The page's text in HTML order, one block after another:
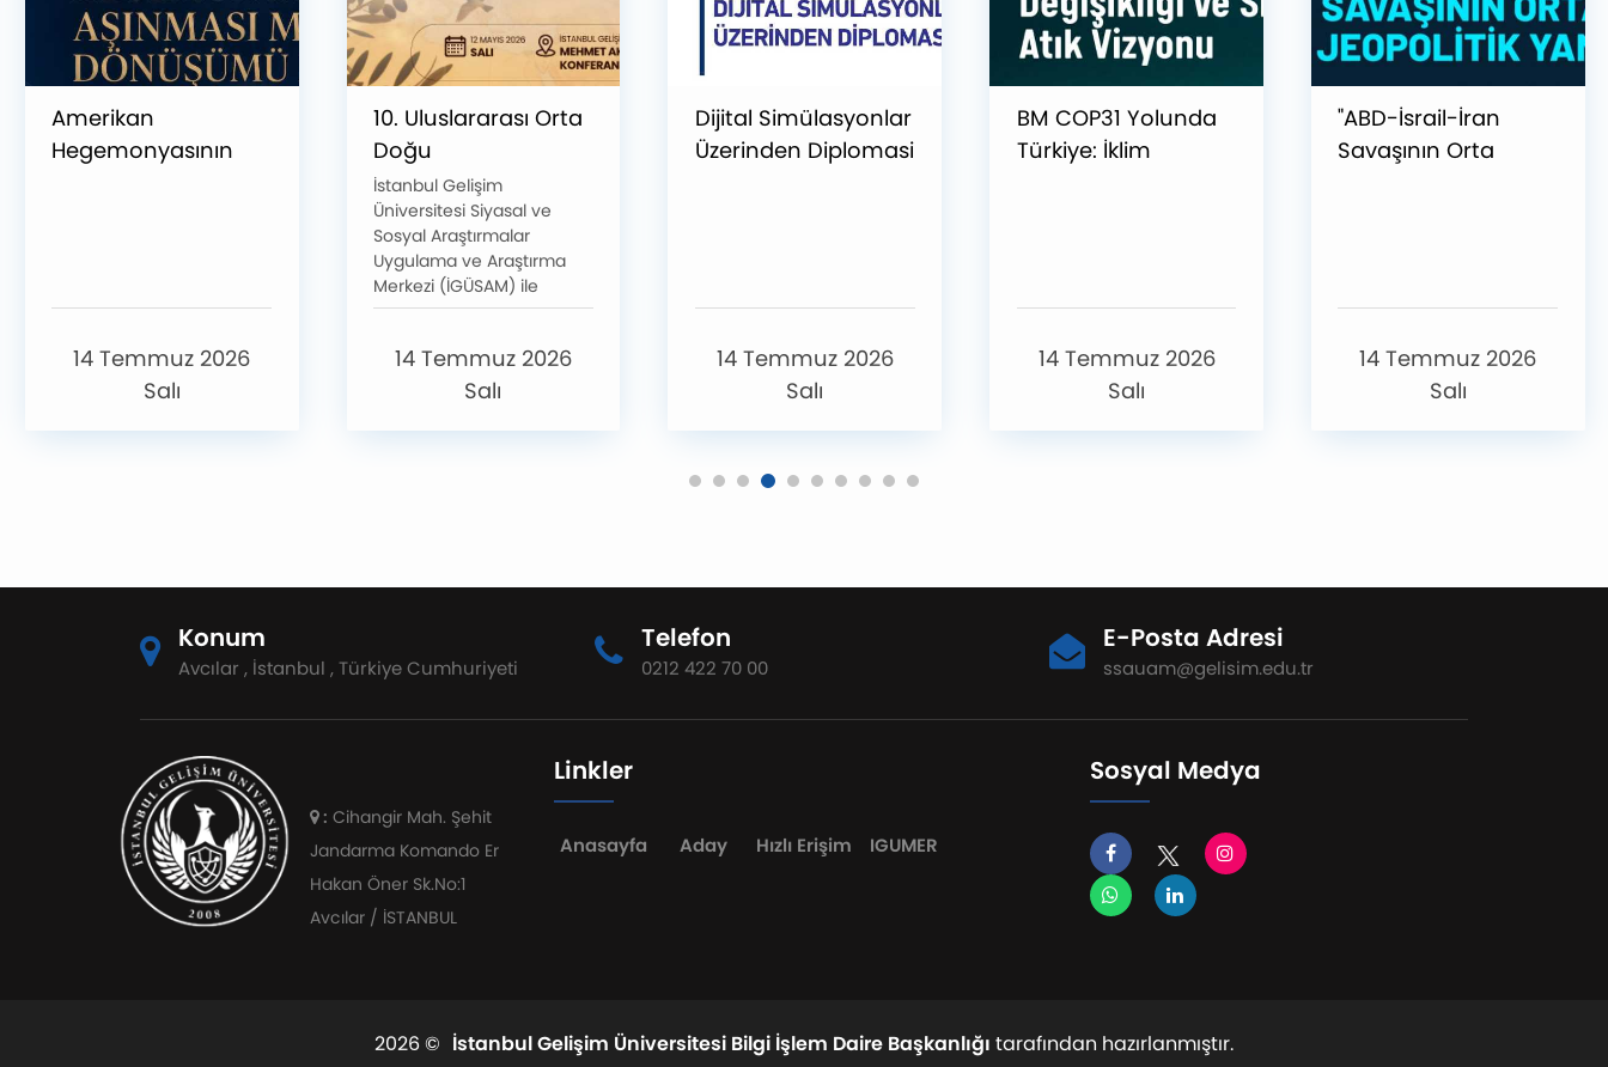
Amerikan
Hegemonyasının
14 Temmuz 2026
Salı
10. Uluslararası Orta
Doğu
Sempozyumu,
“Gelecek Arayışları”
Teması ile
Gerçekleştirildi
İstanbul Gelişim
Üniversitesi Siyasal ve
Sosyal Araştırmalar
Uygulama ve Araştırma
Merkezi (İGÜSAM) ile
MOKHA Stratejik
birliğinde düzenlenen
sempozyum, farklı
akademisyenleri ve
14 Temmuz 2026
Salı
Dijital Simülasyonlar
Üzerinden Diplomasi
14 Temmuz 2026
Salı
BM COP31 Yolunda
Türkiye: İklim
14 Temmuz 2026
Salı
"ABD-İsrail-İran
Savaşının Orta
14 Temmuz 2026
Salı
Konum
Avcılar , İstanbul , Türkiye Cumhuriyeti
Telefon
0212 422 70 00
E-Posta Adresi
ssauam@gelisim.edu.tr
: Cihangir Mah. Şehit
Jandarma Komando Er
Hakan Öner Sk.No:1
Avcılar / İSTANBUL
Linkler
Anasayfa Aday Hızlı Erişim IGUMER
Sosyal Medya
2026 © İstanbul Gelişim Üniversitesi Bilgi İşlem Daire Başkanlığı tarafından hazırlanmıştır.